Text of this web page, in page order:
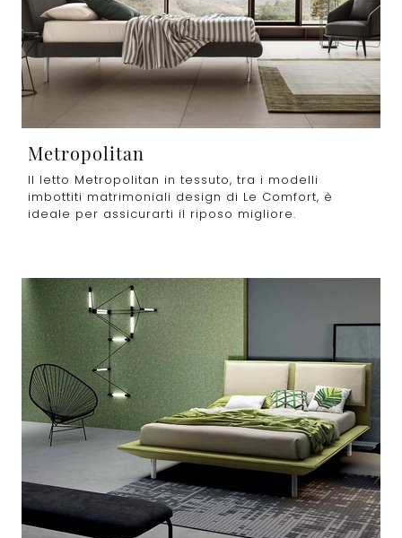
Metropolitan
Il letto Metropolitan in tessuto, tra i modelli
imbottiti matrimoniali design di Le Comfort, è
ideale per assicurarti il riposo migliore.